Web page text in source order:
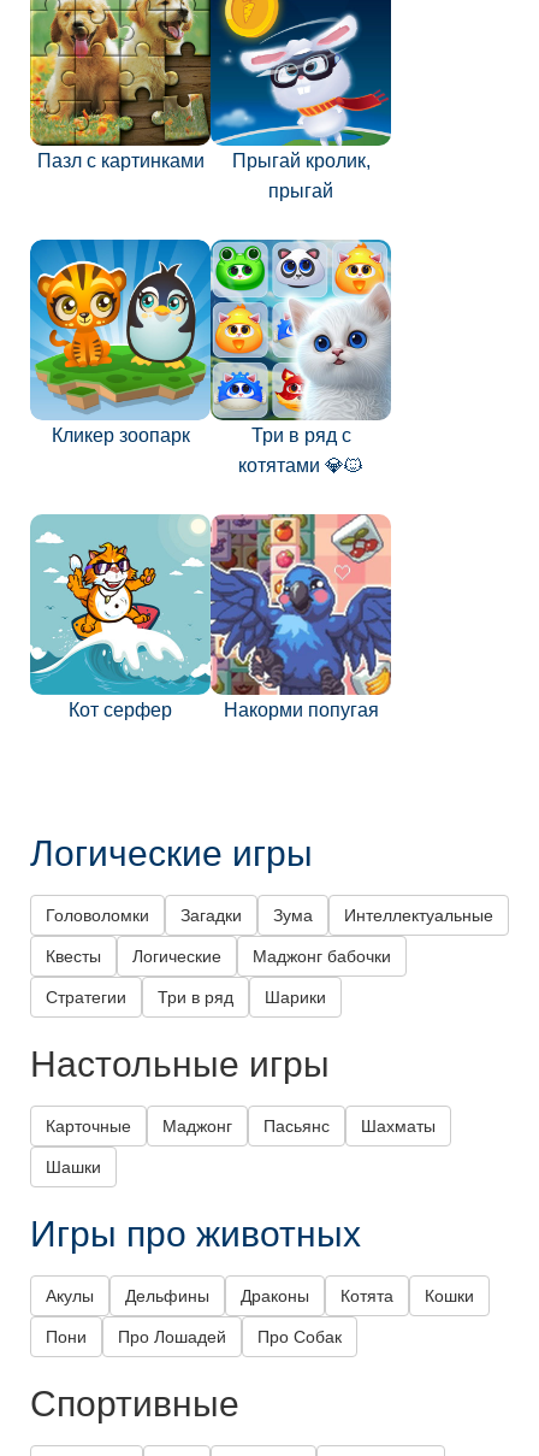
Пазл с картинками
Прыгай кролик,
прыгай
Кликер зоопарк
Три в ряд с
котятами 💎🐱
Кот серфер Накорми попугая
Логические игры
Головоломки Загадки Зума Интеллектуальные
Квесты Логические Маджонг бабочки
Стратегии Три в ряд Шарики
Настольные игры
Карточные Маджонг Пасьянс Шахматы
Шашки
Игры про животных
Акулы Дельфины Драконы Котята Кошки
Пони Про Лошадей Про Собак
Спортивные